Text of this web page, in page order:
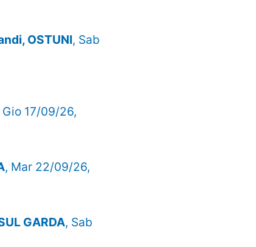
OSTUNI, Sab
Gio 17/09/26,
, Mar 22/09/26,
GARDA, Sab